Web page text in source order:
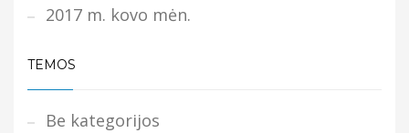
2017 m. kovo mėn.
TEMOS
Be kategorijos